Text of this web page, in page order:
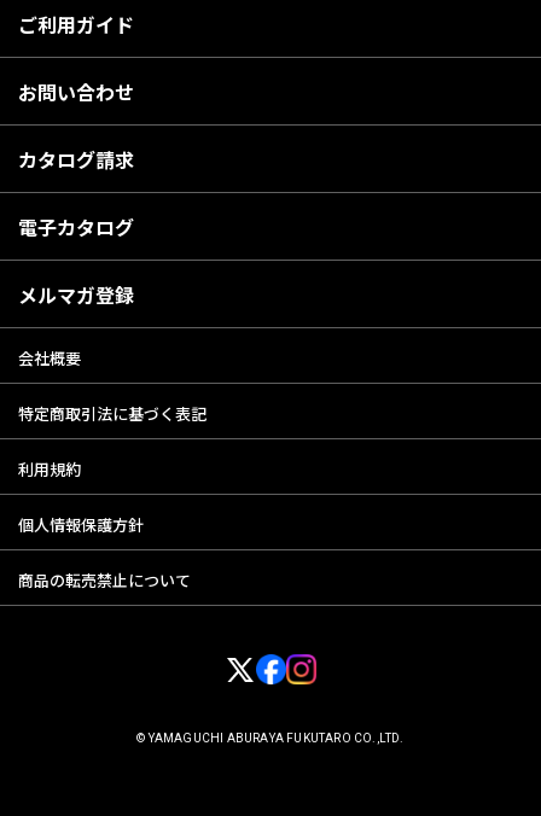
ご利用ガイド
お問い合わせ
カタログ請求
電子カタログ
メルマガ登録
会社概要
特定商取引法に基づく表記
利用規約
個人情報保護方針
商品の転売禁止について
© YAMAGUCHI ABURAYA FUKUTARO CO.,LTD.